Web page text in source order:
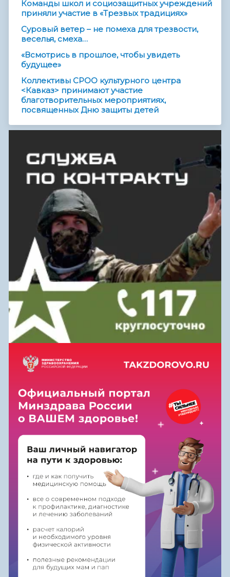
Команды школ и социозащитных учреждений
приняли участие в «Трезвых традициях»
Суровый ветер – не помеха для трезвости,
веселья, смеха…
«Всмотрись в прошлое, чтобы увидеть
будущее»
Коллективы СРОО культурного центра
<Кавказ> принимают участие
благотворительных мероприятиях,
посвященных Дню защиты детей